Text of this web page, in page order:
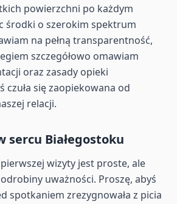
powierzchni po każdym
środki o szerokim spektrum
na pełną transparentność,
szczegółowo omawiam
oraz zasady opieki
czuła się zaopiekowana od
relacji.
sercu Białegostoku
wizyty jest proste, ale
uważności. Proszę, abyś
spotkaniem zrezygnowała z picia